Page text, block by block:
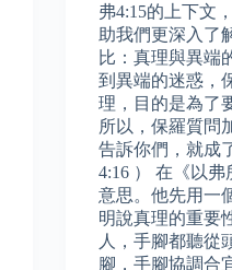
弗4:15的上下文
助我們更深入了
比：真理與異端
到異端的迷惑，
理，目的是為了
所以，保羅質問
告訴你們，就成
4:16 ） 在《以
意思。他先用一
明說真理的重要
人，手腳都聽從
腳，手腳協調合